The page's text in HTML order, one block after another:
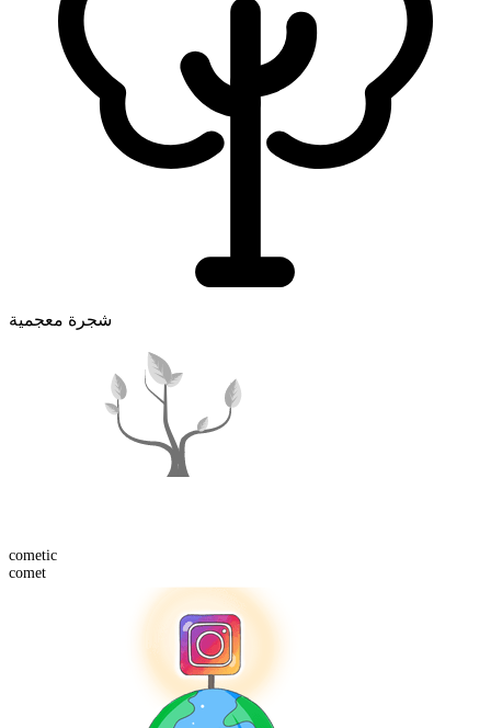
شجرة معجمية
cometic
comet